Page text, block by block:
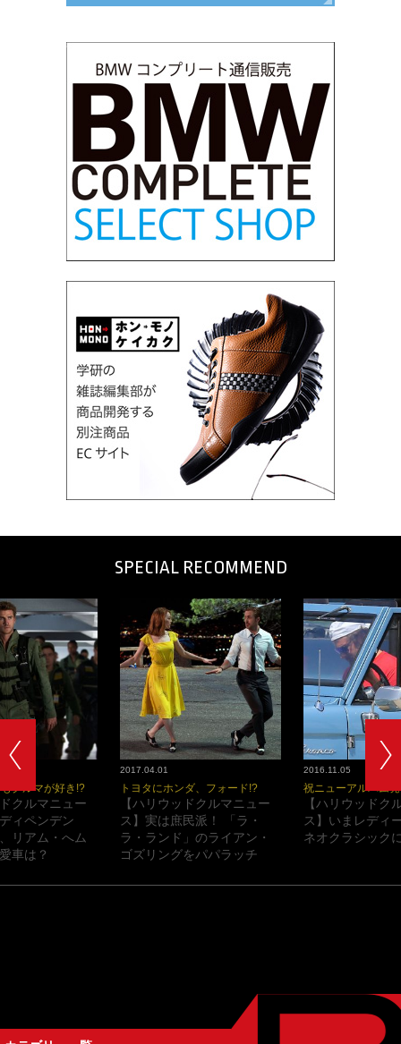
SPECIAL RECOMMEND
2017.04.01
トヨタにホンダ、フォード!?
【ハリウッドクルマニュー
ス】実は庶民派！ 「ラ・
ラ・ランド」のライアン・
ゴズリングをパパラッチ
2016.11.05
祝ニューアルバム
【ハリウッドク
ス】いまレディ
ネオクラシック
クルマが好き!?
クルマニュー
ィペンデン
リアム・へム
車は？